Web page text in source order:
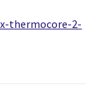
thermocore-2-